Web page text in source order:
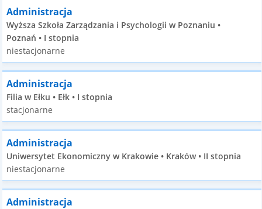
Administracja
Wyższa Szkoła Zarządzania i Psychologii w Poznaniu •
Poznań • I stopnia
niestacjonarne
Administracja
Filia w Ełku • Ełk • I stopnia
stacjonarne
Administracja
Uniwersytet Ekonomiczny w Krakowie • Kraków • II stopnia
niestacjonarne
Administracja